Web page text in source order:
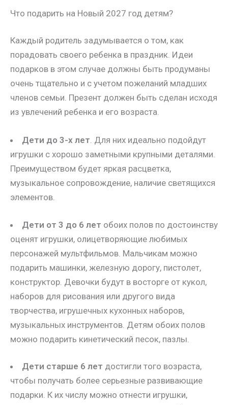
Что подарить на Новый 2027 год детям?
Каждый родитель задумывается о том, как
порадовать своего ребенка в праздник. Идеи
подарков в этом случае должны быть продуманы
очень тщательно и с учетом пожеланий младших
членов семьи. Презент должен быть сделан исходя
из увлечений ребенка и его возраста.
Дети до 3-х лет. Для них идеально подойдут
игрушки с хорошо заметными крупными деталями.
Преимуществом будет яркая расцветка,
музыкальное сопровождение, наличие светящихся
элементов.
Дети от 3 до 6 лет обоих полов по достоинству
оценят игрушки, олицетворяющие любимых
персонажей мультфильмов. Мальчикам можно
подарить машинки, железную дорогу, пистолет,
конструктор. Девочки будут в восторге от кукол,
наборов для рисования или другого вида
творчества, игрушечных кухонных наборов,
музыкальных инструментов. Детям обоих полов
можно подарить кинетический песок, пазлы.
Дети старше 6 лет достигли того возраста,
чтобы получать более серьезные развивающие
подарки. К их числу можно отнести игрушки,